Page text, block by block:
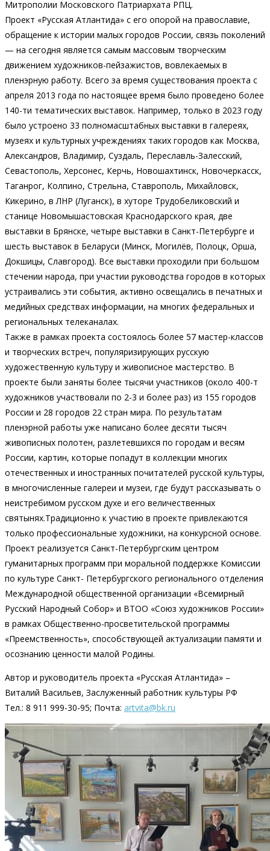
Митрополии Московского Патриархата РПЦ.
Проект «Русская Атлантида» с его опорой на православие,
обращение к истории малых городов России, связь поколений
— на сегодня является самым массовым творческим
движением художников-пейзажистов, вовлекаемых в
пленэрную работу. Всего за время существования проекта с
апреля 2013 года по настоящее время было проведено более
140-ти тематических выставок. Например, только в 2023 году
было устроено 33 полномасштабных выставки в галереях,
музеях и культурных учреждениях таких городов как Москва,
Александров, Владимир, Суздаль, Переславль-Залесский,
Севастополь, Херсонес, Керчь, Новошахтинск, Новочеркасск,
Таганрог, Колпино, Стрельна, Ставрополь, Михайловск,
Кикерино, в ЛНР (Луганск), в хуторе Трудобеликовский и
станице Новомышастовская Краснодарского края, две
выставки в Брянске, четыре выставки в Санкт-Петербурге и
шесть выставок в Беларуси (Минск, Могилёв, Полоцк, Орша,
Докшицы, Славгород). Все выставки проходили при большом
стечении народа, при участии руководства городов в которых
устраивались эти события, активно освещались в печатных и
медийных средствах информации, на многих федеральных и
региональных телеканалах.
Также в рамках проекта состоялось более 57 мастер-классов
и творческих встреч, популяризирующих русскую
художественную культуру и живописное мастерство. В
проекте были заняты более тысячи участников (около 400-т
художников участвовали по 2-3 и более раз) из 155 городов
России и 28 городов 22 стран мира. По результатам
пленэрной работы уже написано более десяти тысяч
живописных полотен, разлетевшихся по городам и весям
России, картин, которые попадут в коллекции многих
отечественных и иностранных почитателей русской культуры,
в многочисленные галереи и музеи, где будут рассказывать о
неистребимом русском духе и его величественных
святынях.Традиционно к участию в проекте привлекаются
только профессиональные художники, на конкурсной основе.
Проект реализуется Санкт-Петербургским центром
гуманитарных программ при моральной поддержке Комиссии
по культуре Санкт- Петербургского регионального отделения
Международной общественной организации «Всемирный
Русский Народный Собор» и ВТОО «Союз художников России»
в рамках Общественно-просветительской программы
«Преемственность», способствующей актуализации памяти и
осознанию ценности малой Родины.
Автор и руководитель проекта «Русская Атлантида» –
Виталий Васильев, Заслуженный работник культуры РФ
Тел.: 8 911 999-30-95; Почта: artvita@bk.ru